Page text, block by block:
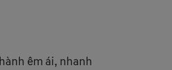
êm ái, nhanh